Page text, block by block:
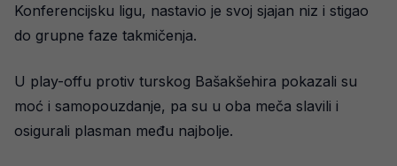
Konferencijsku ligu, nastavio je svoj sjajan niz i stigao
do grupne faze takmičenja.
U play-offu protiv turskog Bašakšehira pokazali su
moć i samopouzdanje, pa su u oba meča slavili i
osigurali plasman među najbolje.